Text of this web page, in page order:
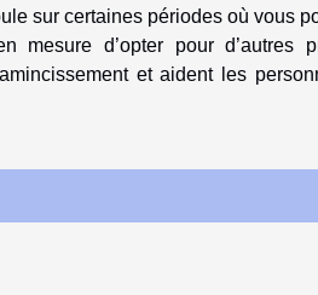
sur certaines périodes où vous
mesure d’opter pour d’autres
et aident les